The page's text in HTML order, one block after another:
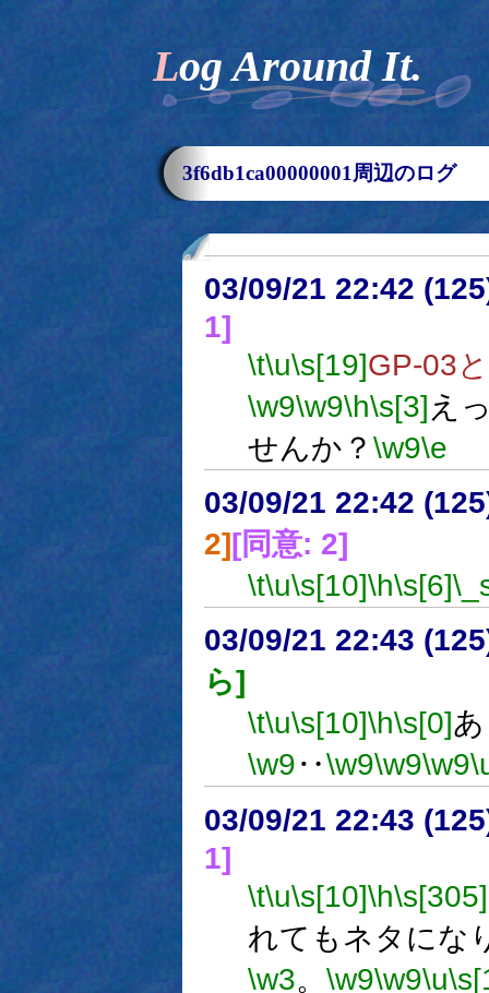
Log Around It.
3f6db1ca00000001周辺のログ
03/09/21 22:42
1]
\t\u\s[19]GP-03
\w9\w9\h\s[3] え
せんか？ \w9\e
03/09/21 22:42
2][同意: 2]
\t\u\s[10]\h\s[6]
03/09/21 22:43
ら]
\t\u\s[10]\h\s[0]
\w9‥\w9\w9\w9
03/09/21 22:43
1]
\t\u\s[10]\h\s[305]
れてもネタにな
\w3。 \w9\w9\u